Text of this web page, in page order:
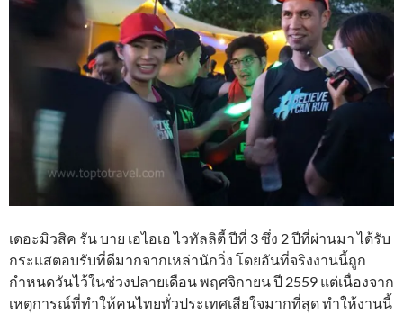
เดอะมิวสิค รัน บาย เอไอเอ ไวทัลลิตี้ ปีที่ 3 ซึ่ง 2 ปีที่ผ่านมา ได้รับ
กระแสตอบรับที่ดีมากจากเหล่านักวิ่ง โดยอันที่จริงงานนี้ถูก
กำหนดวันไว้ในช่วงปลายเดือน พฤศจิกายน ปี 2559 แต่เนื่องจาก
เหตุการณ์ที่ทำให้คนไทยทั่วประเทศเสียใจมากที่สุด ทำให้งานนี้